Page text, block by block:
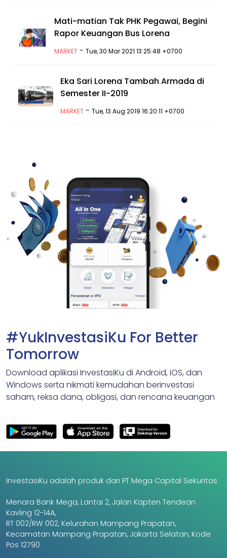
Mati-matian Tak PHK Pegawai, Begini
Rapor Keuangan Bus Lorena
MARKET -Tue, 30 Mar 2021 13:25:48 +0700
Eka Sari Lorena Tambah Armada di
Semester II-2019
MARKET -Tue, 13 Aug 2019 16:20:11 +0700
#YukInvestasiKu For Better
Tomorrow
Download aplikasi InvestasiKu di Android, iOS, dan
Windows serta nikmati kemudahan berinvestasi
saham, reksa dana, obligasi, dan rencana keuangan
InvestasiKu adalah produk dari PT Mega Capital Sekuritas
Menara Bank Mega, Lantai 2, Jalan Kapten Tendean
Kavling 12-14A,
RT 002/RW 002, Kelurahan Mampang Prapatan,
Kecamatan Mampang Prapatan, Jakarta Selatan, Kode
Pos 12790